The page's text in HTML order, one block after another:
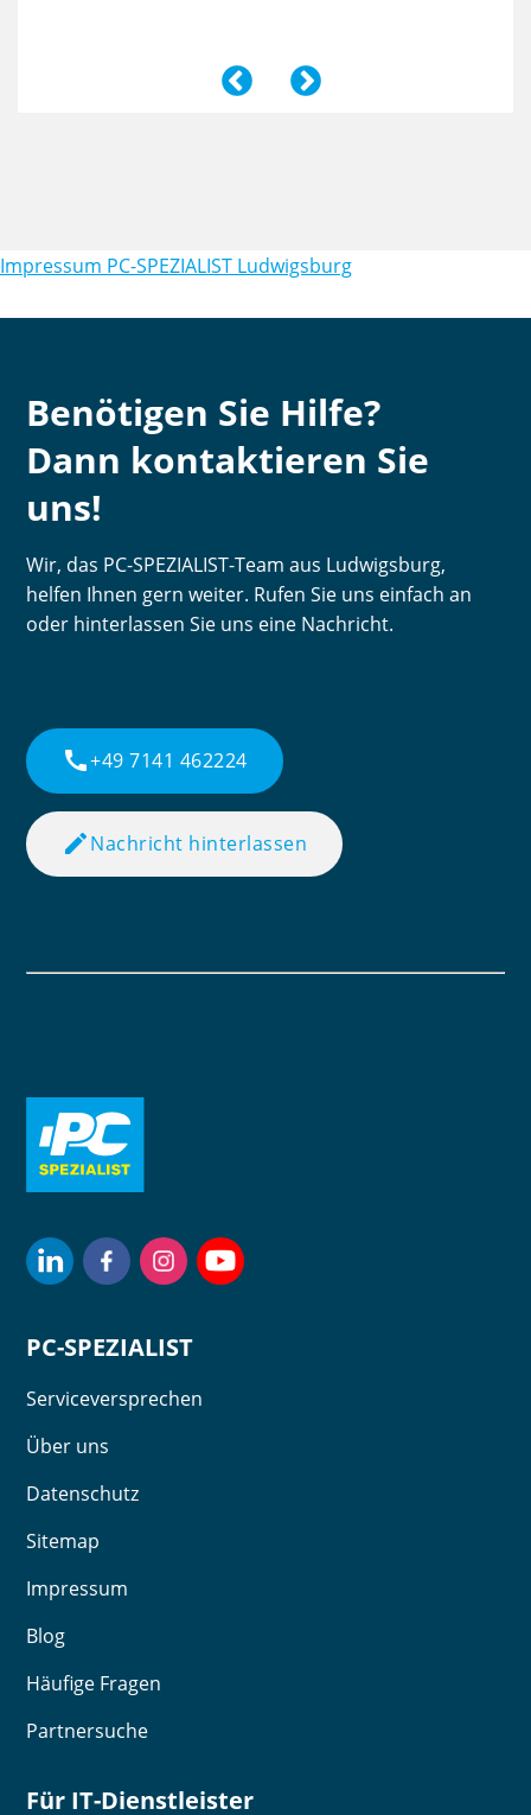
Impressum PC-SPEZIALIST Ludwigsburg
Benötigen Sie Hilfe?
Dann kontaktieren Sie
uns!
Wir, das PC-SPEZIALIST-Team aus Ludwigsburg,
helfen Ihnen gern weiter. Rufen Sie uns einfach an
oder hinterlassen Sie uns eine Nachricht.
call+49 7141 462224
editNachricht hinterlassen
PC-SPEZIALIST
Serviceversprechen
Über uns
Datenschutz
Sitemap
Impressum
Blog
Häufige Fragen
Partnersuche
Für IT-Dienstleister